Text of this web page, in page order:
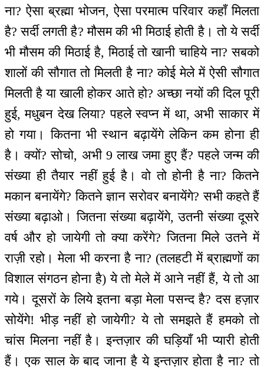
ना? ऐसा ब्रह्मा भोजन, ऐसा परमात्म परिवार कहाँ मिलता
है? सर्दी लगती है? मौसम की भी मिठाई होती है। तो ये सर्दी
भी मौसम की मिठाई है, मिठाई तो खानी चाहिये ना? सबको
शालों की सौगात तो मिलती है ना? कोई मेले में ऐसी सौगात
मिलती है या खाली होकर आते हो? अच्छा नयों की दिल पूरी
हुई, मधुबन देख लिया? पहले स्वप्न में था, अभी साकार में
हो गया। कितना भी स्थान बढ़ायेंगे लेकिन कम होना ही
है। क्यों? सोचो, अभी 9 लाख जमा हुए हैं? पहले जन्म की
संख्या ही तैयार नहीं हुई है। वो तो होनी है ना? कितने
मकान बनायेंगे? कितने ज्ञान सरोवर बनायेंगे? सभी कहते हैं
संख्या बढ़ाओ। जितना संख्या बढ़ायेंगे, उतनी संख्या दूसरे
वर्ष और हो जायेगी तो क्या करेंगे? जितना मिले उतने में
राज़ी रहो। मेला भी करना है ना? (तलहटी में ब्राह्मणों का
विशाल संगठन होना है) ये तो मेले में आने नहीं हैं, ये तो आ
गये। दूसरों के लिये इतना बड़ा मेला पसन्द है? दस हज़ार
सोयेंगे! भीड़ नहीं हो जायेगी? ये तो समझते हैं हमको तो
चांस मिलना नहीं है। इन्तज़ार की घड़ियाँ भी प्यारी होती
हैं। एक साल के बाद जाना है ये इन्तज़ार होता है ना? तो